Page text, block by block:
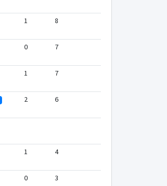
1 8
0 7
1 7
2 6
1 4
0 3